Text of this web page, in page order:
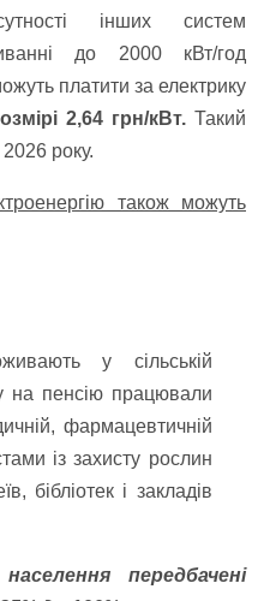
інших систем
до 2000 кВт/год
платити за електрику
2,64 грн/кВт. Такий
року.
також можуть
у сільській
на пенсію працювали
фармацевтичній
із захисту рослин
бібліотек і закладів
передбачені